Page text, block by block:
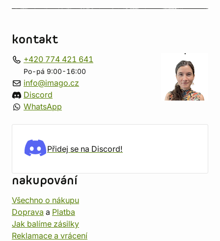
kontakt
+420 774 421 641
Po-pá 9:00-16:00
info@imago.cz
Discord
WhatsApp
Přidej se na Discord!
nakupování
Všechno o nákupu
Doprava a Platba
Jak balíme zásilky
Reklamace a vrácení